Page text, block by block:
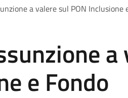
a valere sul PON Inclusione
a
e Fondo